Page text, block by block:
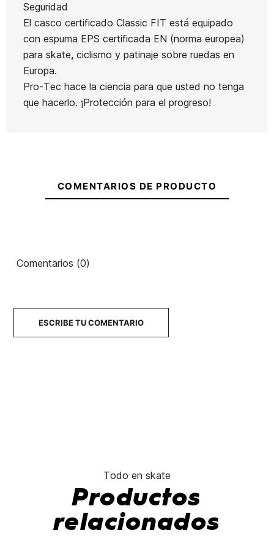
Seguridad
El casco certificado Classic FIT está equipado
con espuma EPS certificada EN (norma europea)
para skate, ciclismo y patinaje sobre ruedas en
Europa.
Pro-Tec hace la ciencia para que usted no tenga
que hacerlo. ¡Protección para el progreso!
COMENTARIOS DE PRODUCTO
Comentarios (0)
ESCRIBE TU COMENTARIO
Todo en skate
Productos
relacionados